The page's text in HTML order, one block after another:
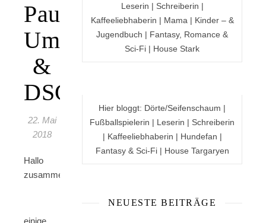
Pause,
Umzug
&
DSGVO
22. Mai
2018
Hallo
zusammen,
einige
Leserin | Schreiberin |
Kaffeeliebhaberin | Mama | Kinder – &
Jugendbuch | Fantasy, Romance &
Sci-Fi | House Stark
Hier bloggt: Dörte/Seifenschaum |
Fußballspielerin | Leserin | Schreiberin
| Kaffeeliebhaberin | Hundefan |
Fantasy & Sci-Fi | House Targaryen
NEUESTE BEITRÄGE